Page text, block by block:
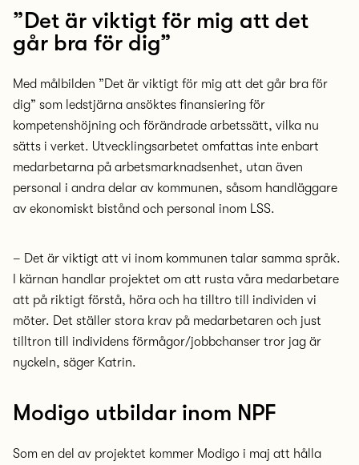
”Det är viktigt för mig att det
går bra för dig”
Med målbilden ”Det är viktigt för mig att det går bra för
dig” som ledstjärna ansöktes finansiering för
kompetenshöjning och förändrade arbetssätt, vilka nu
sätts i verket. Utvecklingsarbetet omfattas inte enbart
medarbetarna på arbetsmarknadsenhet, utan även
personal i andra delar av kommunen, såsom handläggare
av ekonomiskt bistånd och personal inom LSS.
– Det är viktigt att vi inom kommunen talar samma språk.
I kärnan handlar projektet om att rusta våra medarbetare
att på riktigt förstå, höra och ha tilltro till individen vi
möter. Det ställer stora krav på medarbetaren och just
tilltron till individens förmågor/jobbchanser tror jag är
nyckeln, säger Katrin.
Modigo utbildar inom NPF
Som en del av projektet kommer Modigo i maj att hålla